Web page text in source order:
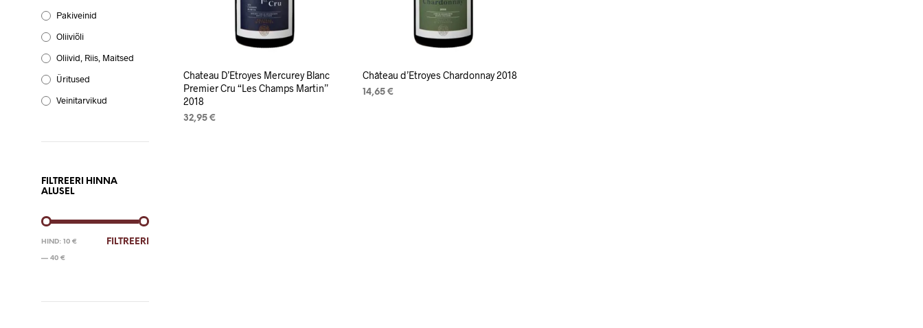
Pakiveinid
Oliiviõli
Oliivid, Riis, Maitsed
Üritused
Veinitarvikud
FILTREERI HINNA
ALUSEL
MINIMAALNE
HIND
MAKSIMAALNE
HIND
FILTREERI
HIND: 10 €
— 40 €
Chateau D’Etroyes Mercurey Blanc
Premier Cru “Les Champs Martin”
2018
32,95€
Château d’Etroyes Chardonnay 2018
14,65 €